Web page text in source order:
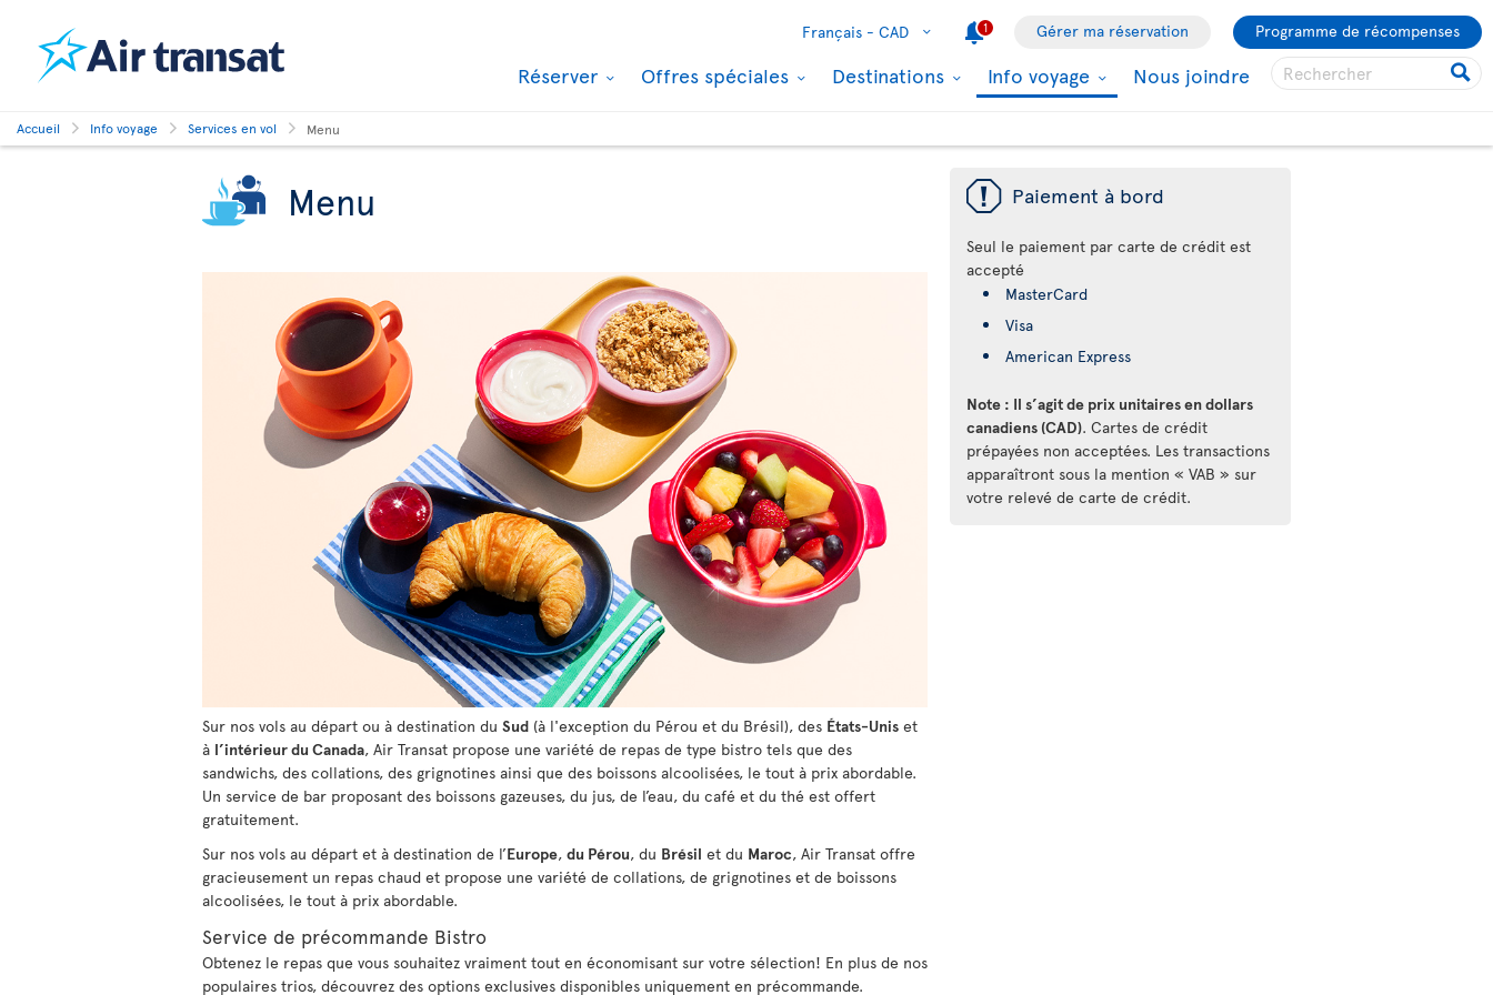
Français - CAD 1 Gérer ma réservation Programme de récompenses
Réserver Offres spéciales Destinations Info voyage Nous joindre
Accueil Info voyage Services en vol Menu
Menu
Sur nos vols au départ ou à destination du Sud (à l'exception du Pérou et du Brésil), des États-Unis et
à l’intérieur du Canada, Air Transat propose une variété de repas de type bistro tels que des
sandwichs, des collations, des grignotines ainsi que des boissons alcoolisées, le tout à prix abordable.
Un service de bar proposant des boissons gazeuses, du jus, de l’eau, du café et du thé est offert
gratuitement.
Sur nos vols au départ et à destination de l’Europe, du Pérou, du Brésil et du Maroc, Air Transat offre
gracieusement un repas chaud et propose une variété de collations, de grignotines et de boissons
alcoolisées, le tout à prix abordable.
Service de précommande Bistro
Obtenez le repas que vous souhaitez vraiment tout en économisant sur votre sélection! En plus de nos
populaires trios, découvrez des options exclusives disponibles uniquement en précommande.
ü Paiement à bord
Seul le paiement par carte de crédit est
accepté
MasterCard
Visa
American Express
Note : Il s’agit de prix unitaires en dollars
canadiens (CAD). Cartes de crédit
prépayées non acceptées. Les transactions
apparaîtront sous la mention « VAB » sur
votre relevé de carte de crédit.